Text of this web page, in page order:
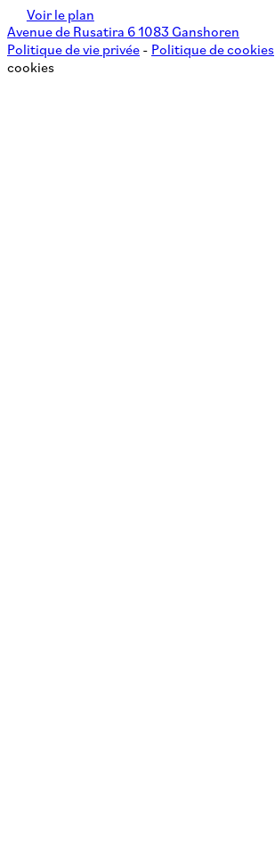
Voir le plan
Avenue de Rusatira 6 1083 Ganshoren
Politique de vie privée - Politique de cookies
cookies